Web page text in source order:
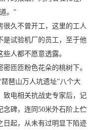
。”
很久不曾开工，这里的工人
是试验机厂的员工，至于他
人都不愿意透露。
匝匝粉色花朵的桃树下。
琶山万人坑遗址”八个大
致电相关抗战史专家后，记
碑，连同50米外石阶上伫
日起，从未有过明显下陷迹